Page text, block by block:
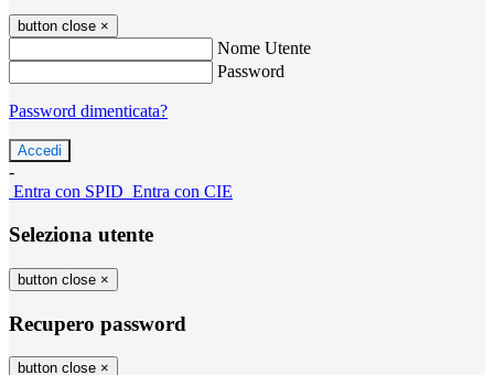
button close ×
Nome Utente
Password
Password dimenticata?
-
Entra con SPID Entra con CIE
Seleziona utente
button close ×
Recupero password
button close ×